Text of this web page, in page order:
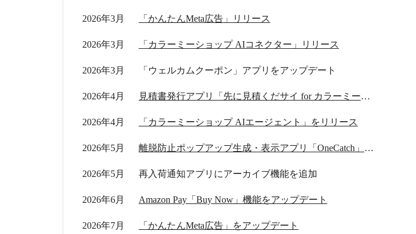
2026年3月 「かんたんMeta広告」リリース
2026年3月 「カラーミーショップ AIコネクター」リリース
2026年3月 「ウェルカムクーポン」アプリをアップデート
2026年4月 見積書発行アプリ「先に見積くだサイ for カラーミーショップ」リリース
2026年4月 「カラーミーショップ AIエージェント」をリリース
2026年5月 離脱防止ポップアップ生成・表示アプリ「OneCatch」リリース
2026年5月 再入荷通知アプリにアーカイブ機能を追加
2026年6月 Amazon Pay「Buy Now」機能をアップデート
2026年7月 「かんたんMeta広告」をアップデート